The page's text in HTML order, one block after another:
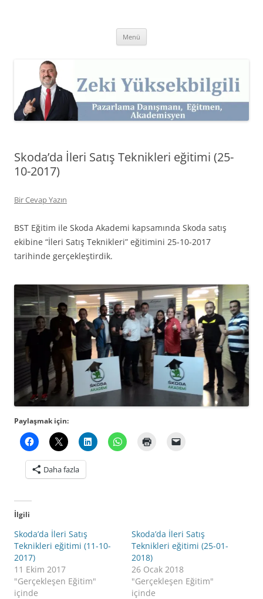
Kişisel Web Sitesi.
Menü
Skoda’da İleri Satış Teknikleri eğitimi (25-
10-2017)
Bir Cevap Yazın
BST Eğitim ile Skoda Akademi kapsamında Skoda satış
ekibine “İleri Satış Teknikleri” eğitimini 25-10-2017
tarihinde gerçekleştirdik.
Paylaşmak için:
Daha fazla
İlgili
Skoda’da İleri Satış
Teknikleri eğitimi (11-10-
2017)
11 Ekim 2017
"Gerçekleşen Eğitim"
içinde
Skoda’da İleri Satış
Teknikleri eğitimi (25-01-
2018)
26 Ocak 2018
"Gerçekleşen Eğitim"
içinde